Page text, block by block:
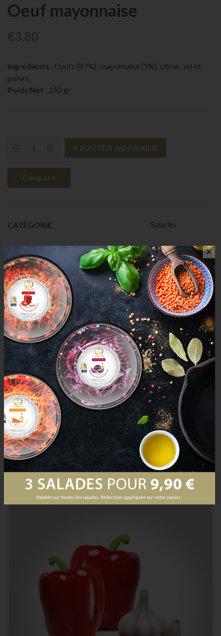
Oeuf mayonnaise
€3,80
Ingrédients : Oeufs (87%), mayonnaise (9%), citron, sel et
poivre.
Poids Net : 250 gr
Oeuf
quantity
AJOUTER AU PANIER
Compare
CATÉGORIE Salades
AVIS (0)
AVIS
Il n’y a pas encore d’avis.
Seuls les clients connectés ayant acheté ce produit ont la
possibilité de laisser un avis.
Mais aussi
PRODUCTS
✕